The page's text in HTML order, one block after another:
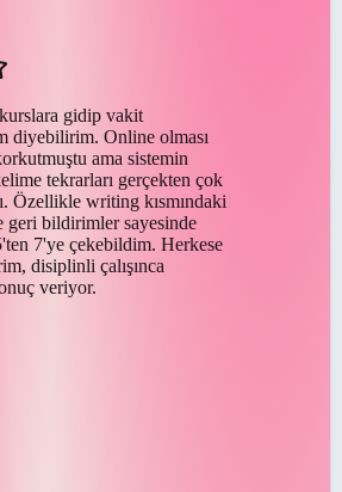
gidip vakit
diyebilirim. Online olması
ama sistemin
tekrarları gerçekten çok
Özellikle writing kısmındaki
geri bildirimler sayesinde
7'ye çekebildim. Herkese
disiplinli çalışınca
veriyor.